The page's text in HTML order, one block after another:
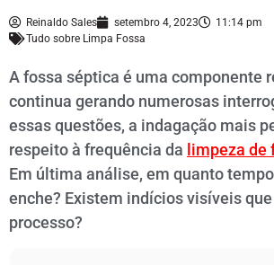
Reinaldo Sales setembro 4, 2023
11:14 pm
Tudo sobre Limpa Fossa
A fossa séptica é uma componente
continua gerando numerosas
essas questões, a indagação mais
respeito à frequência da limpeza de
Em última análise, em quanto
enche? Existem indícios visíveis
processo?